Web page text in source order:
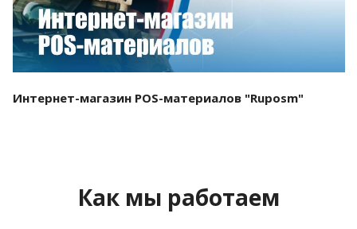
Интернет-магазин POS-материалов "Ruposm"
Как мы работаем